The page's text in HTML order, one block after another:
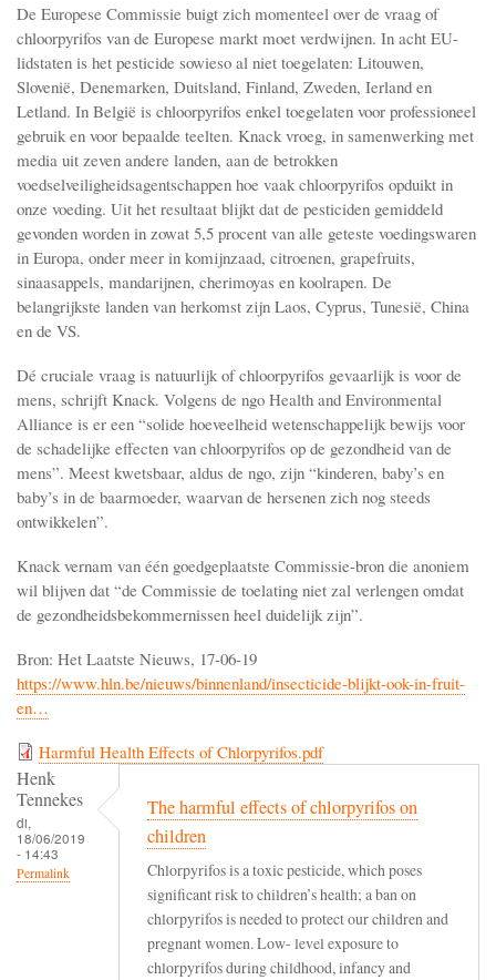
De Europese Commissie buigt zich momenteel over de vraag of
chloorpyrifos van de Europese markt moet verdwijnen. In acht EU-
lidstaten is het pesticide sowieso al niet toegelaten: Litouwen,
Slovenië, Denemarken, Duitsland, Finland, Zweden, Ierland en
Letland. In België is chloorpyrifos enkel toegelaten voor professioneel
gebruik en voor bepaalde teelten. Knack vroeg, in samenwerking met
media uit zeven andere landen, aan de betrokken
voedselveiligheidsagentschappen hoe vaak chloorpyrifos opduikt in
onze voeding. Uit het resultaat blijkt dat de pesticiden gemiddeld
gevonden worden in zowat 5,5 procent van alle geteste voedingswaren
in Europa, onder meer in komijnzaad, citroenen, grapefruits,
sinaasappels, mandarijnen, cherimoyas en koolrapen. De
belangrijkste landen van herkomst zijn Laos, Cyprus, Tunesië, China
en de VS.
Dé cruciale vraag is natuurlijk of chloorpyrifos gevaarlijk is voor de
mens, schrijft Knack. Volgens de ngo Health and Environmental
Alliance is er een “solide hoeveelheid wetenschappelijk bewijs voor
de schadelijke effecten van chloorpyrifos op de gezondheid van de
mens”. Meest kwetsbaar, aldus de ngo, zijn “kinderen, baby’s en
baby’s in de baarmoeder, waarvan de hersenen zich nog steeds
ontwikkelen”.
Knack vernam van één goedgeplaatste Commissie-bron die anoniem
wil blijven dat “de Commissie de toelating niet zal verlengen omdat
de gezondheidsbekommernissen heel duidelijk zijn”.
Bron: Het Laatste Nieuws, 17-06-19
https://www.hln.be/nieuws/binnenland/insecticide-blijkt-ook-in-fruit-
en…
Harmful Health Effects of Chlorpyrifos.pdf
Henk
Tennekes
di,
18/06/2019
- 14:43
Permalink
The harmful effects of chlorpyrifos on
children
Chlorpyrifos is a toxic pesticide, which poses
significant risk to children’s health; a ban on
chlorpyrifos is needed to protect our children and
pregnant women. Low- level exposure to
chlorpyrifos during childhood, infancy and